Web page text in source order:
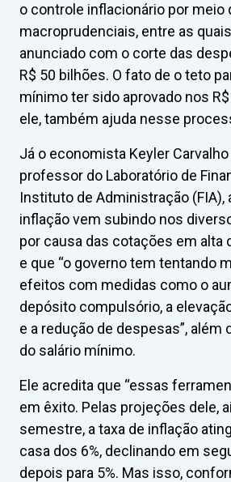
o controle inflacionário por meio
macroprudenciais, entre as
anunciado com o corte das
R$ 50 bilhões. O fato de o teto
mínimo ter sido aprovado nos
ele, também ajuda nesse
Já o economista Keyler Carvalho
professor do Laboratório de
Instituto de Administração (FIA),
inflação vem subindo nos
por causa das cotações em alta
e que “o governo tem tentando
efeitos com medidas como o
depósito compulsório, a
e a redução de despesas”, além
do salário mínimo.
Ele acredita que “essas
em êxito. Pelas projeções dele,
semestre, a taxa de inflação
casa dos 6%, declinando em
depois para 5%. Mas isso,